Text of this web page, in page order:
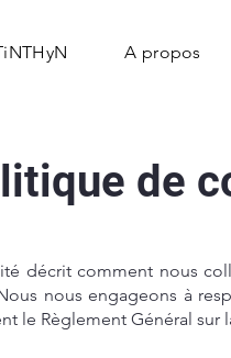
A propos
de
décrit comment nous
nous engageons à
le Règlement Général sur